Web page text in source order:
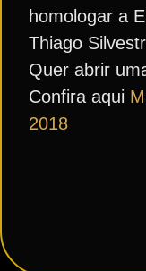
homologar a
Thiago
Quer abrir
Confira aqui
2018